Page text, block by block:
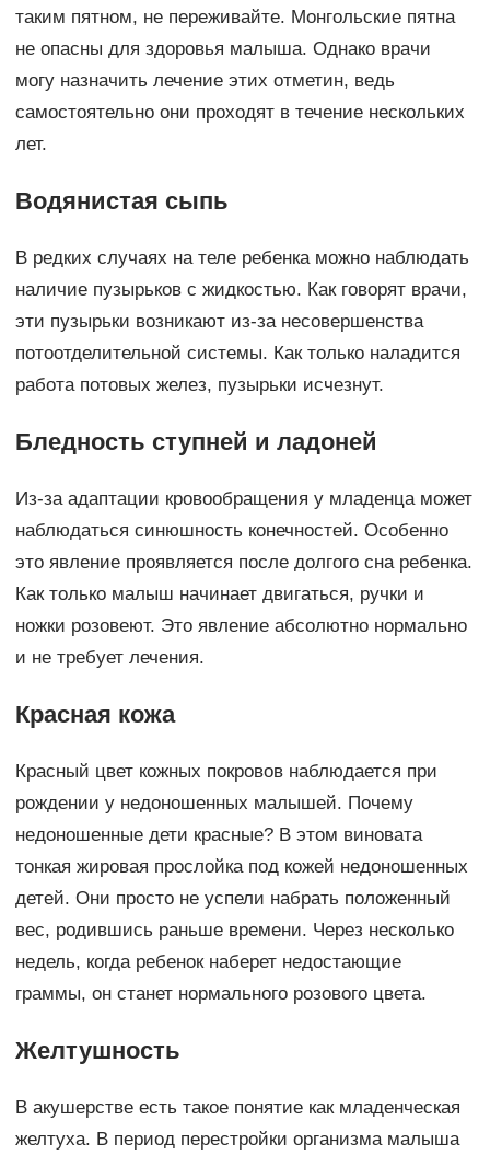
таким пятном, не переживайте. Монгольские пятна
не опасны для здоровья малыша. Однако врачи
могу назначить лечение этих отметин, ведь
самостоятельно они проходят в течение нескольких
лет.
Водянистая сыпь
В редких случаях на теле ребенка можно наблюдать
наличие пузырьков с жидкостью. Как говорят врачи,
эти пузырьки возникают из-за несовершенства
потоотделительной системы. Как только наладится
работа потовых желез, пузырьки исчезнут.
Бледность ступней и ладоней
Из-за адаптации кровообращения у младенца может
наблюдаться синюшность конечностей. Особенно
это явление проявляется после долгого сна ребенка.
Как только малыш начинает двигаться, ручки и
ножки розовеют. Это явление абсолютно нормально
и не требует лечения.
Красная кожа
Красный цвет кожных покровов наблюдается при
рождении у недоношенных малышей. Почему
недоношенные дети красные? В этом виновата
тонкая жировая прослойка под кожей недоношенных
детей. Они просто не успели набрать положенный
вес, родившись раньше времени. Через несколько
недель, когда ребенок наберет недостающие
граммы, он станет нормального розового цвета.
Желтушность
В акушерстве есть такое понятие как младенческая
желтуха. В период перестройки организма малыша